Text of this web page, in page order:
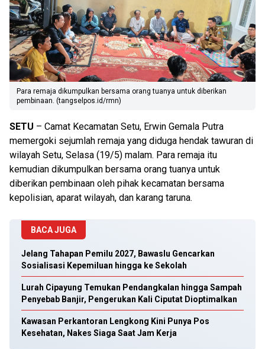
Para remaja dikumpulkan bersama orang tuanya untuk diberikan
pembinaan. (tangselpos.id/rmn)
SETU – Camat Kecamatan Setu, Erwin Gemala Putra
memergoki sejumlah remaja yang diduga hendak tawuran di
wilayah Setu, Selasa (19/5) malam. Para remaja itu
kemudian dikumpulkan bersama orang tuanya untuk
diberikan pembinaan oleh pihak kecamatan bersama
kepolisian, aparat wilayah, dan karang taruna.
BACA JUGA
Jelang Tahapan Pemilu 2027, Bawaslu Gencarkan
Sosialisasi Kepemiluan hingga ke Sekolah
Lurah Cipayung Temukan Pendangkalan hingga Sampah
Penyebab Banjir, Pengerukan Kali Ciputat Dioptimalkan
Kawasan Perkantoran Lengkong Kini Punya Pos
Kesehatan, Nakes Siaga Saat Jam Kerja